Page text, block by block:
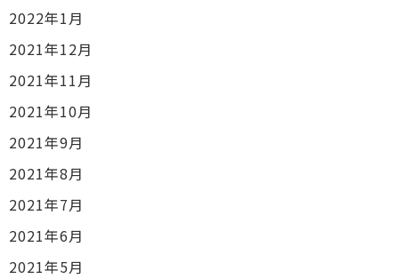
2022年1月
2021年12月
2021年11月
2021年10月
2021年9月
2021年8月
2021年7月
2021年6月
2021年5月